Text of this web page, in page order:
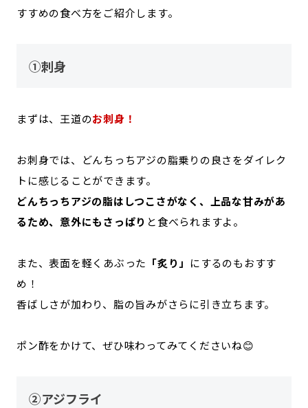
すすめの食べ方をご紹介します。
①刺身
まずは、王道のお刺身！
お刺身では、どんちっちアジの脂乗りの良さをダイレク
トに感じることができます。
どんちっちアジの脂はしつこさがなく、上品な甘みがあ
るため、意外にもさっぱり と食べられますよ。
また、表面を軽くあぶった 「炙り」 にするのもおすす
め！
香ばしさが加わり、脂の旨みがさらに引き立ちます。
ポン酢をかけて、ぜひ味わってみてくださいね😊
②アジフライ